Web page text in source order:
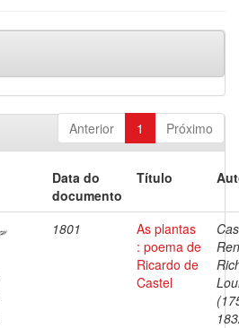
Anterior 1 Próximo
Data do
documento
Título
1801
As plantas
: poema de
Ricardo de
Castel